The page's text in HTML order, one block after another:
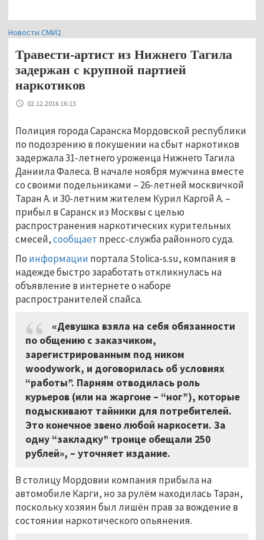
Новости СМИ2
Травести-артист из Нижнего Тагила
задержан с крупной партией
наркотиков
02.12.2016 16:13
Полиция города Саранска Мордовской республики
по подозрению в покушении на сбыт наркотиков
задержала 31-летнего уроженца Нижнего Тагила
Даниила Фалеса. В начале ноября мужчина вместе
со своими подельниками – 26-летней москвичкой
Таран А. и 30-летним жителем Курил Каргой А. –
прибыл в Саранск из Москвы с целью
распространения наркотических курительных
смесей,сообщает пресс-служба районного суда.
По информации портала Stolica-s.su, компания в
надежде быстро заработать откликнулась на
объявление в интернете о наборе
распространителей спайса.
«Девушка взяла на себя обязанности
по общению с заказчиком,
зарегистрированным под ником
woodywork, и договорилась об условиях
“работы”. Парням отводилась роль
курьеров (или на жаргоне – “ног”), которые
подыскивают тайники для потребителей.
Это конечное звено любой наркосети. За
одну “закладку” троице обещали 250
рублей», – уточняет издание.
В столицу Мордовии компания прибыла на
автомобиле Карги, но за рулём находилась Таран,
поскольку хозяин был лишён прав за вождение в
состоянии наркотического опьянения.